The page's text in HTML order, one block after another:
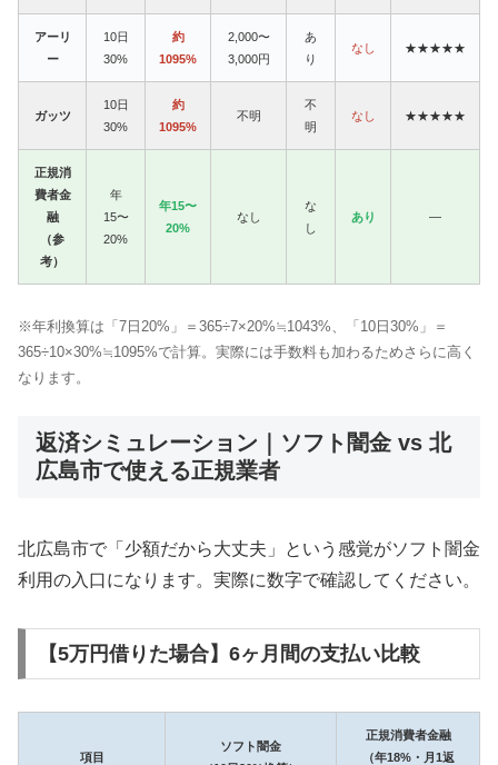
アーリ
ー
10日
30%
約
1095%
2,000〜
3,000円
あ
り
なし ★★★★★
ガッツ
10日
30%
約
1095%
不明
不
明
なし ★★★★★
正規消
費者金
融
（参
考）
年
15〜
20%
年15〜
20%
なし
な
し
あり —
※年利換算は「7日20%」＝365÷7×20%≒1043%、「10日30%」＝
365÷10×30%≒1095%で計算。実際には手数料も加わるためさらに高く
なります。
返済シミュレーション｜ソフト闇金 vs 北
広島市で使える正規業者
北広島市で「少額だから大丈夫」という感覚がソフト闇金
利用の入口になります。実際に数字で確認してください。
【5万円借りた場合】6ヶ月間の支払い比較
項目
ソフト闇金
正規消費者金融
（年18%・月1返